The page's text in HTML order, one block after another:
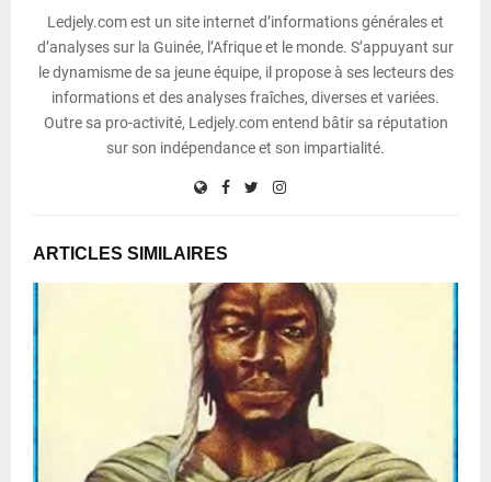
Ledjely.com est un site internet d’informations générales et
d’analyses sur la Guinée, l’Afrique et le monde. S’appuyant sur
le dynamisme de sa jeune équipe, il propose à ses lecteurs des
informations et des analyses fraîches, diverses et variées.
Outre sa pro-activité, Ledjely.com entend bâtir sa réputation
sur son indépendance et son impartialité.
ARTICLES SIMILAIRES